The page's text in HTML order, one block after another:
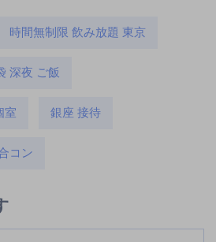
時間無制限 飲み放題 東京
深夜 ご飯
室 銀座 接待
コン